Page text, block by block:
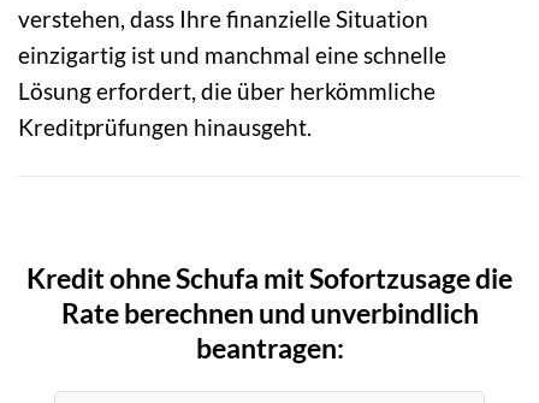
verstehen, dass Ihre finanzielle Situation
einzigartig ist und manchmal eine schnelle
Lösung erfordert, die über herkömmliche
Kreditprüfungen hinausgeht.
Kredit ohne Schufa mit Sofortzusage die
Rate berechnen und unverbindlich
beantragen: